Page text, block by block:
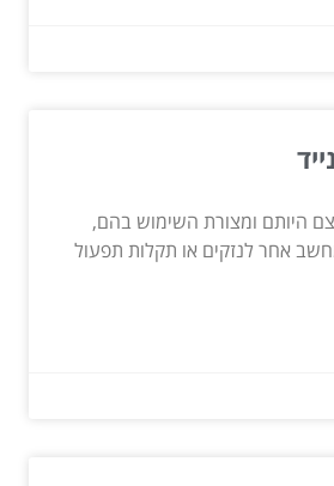
היותם ומצורת השימוש בהם,
אחר לנזקים או תקלות תפעול